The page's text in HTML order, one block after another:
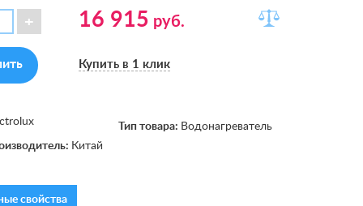
16 915 руб.
Купить в 1 клик
Китай
Тип товара: Водонагреватель
свойства